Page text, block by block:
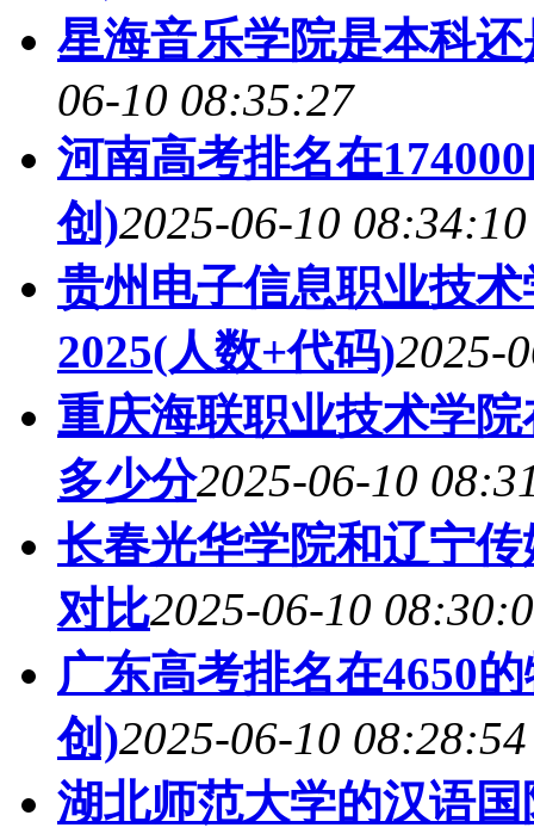
星海音乐学院是本科
06-10 08:35:27
河南高考排名在
创)2025-06-10 08:34:10
贵州电子信息职业技
2025(人数+代码)2025-
重庆海联职业技术学
多少分2025-06-10
长春光华学院和辽宁
对比2025-06-10
广东高考排名在4650
创)2025-06-10 08:28:54
湖北师范大学的汉语